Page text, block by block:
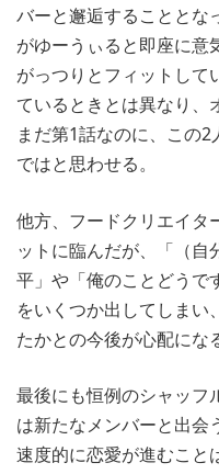
バーと邂逅することとな
がゆーうぃると即座に意
がっつりとフィットして
ているときとは異なり、
まだ第1話なのに、この
ではと思わせる。
他方、フードクリエイタ
ットに臨んだが、「（自
平」や「俺のことどうで
をいくつか出してしまい
たかとの今後が心配にな
最後にも恒例のシャッフ
は新たなメンバーと出会
速度的に恋愛が進むこと